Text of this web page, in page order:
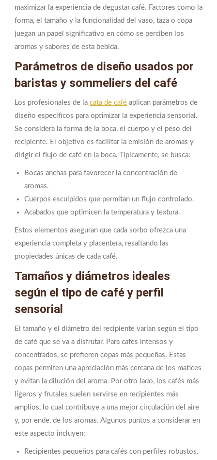
maximizar la experiencia de degustar café. Factores como la
forma, el tamaño y la funcionalidad del vaso, taza o copa
juegan un papel significativo en cómo se perciben los
aromas y sabores de esta bebida.
Parámetros de diseño usados por
baristas y sommeliers del café
Los profesionales de la cata de café aplican parámetros de
diseño específicos para optimizar la experiencia sensorial.
Se considera la forma de la boca, el cuerpo y el peso del
recipiente. El objetivo es facilitar la emisión de aromas y
dirigir el flujo de café en la boca. Típicamente, se busca:
Bocas anchas para favorecer la concentración de
aromas.
Cuerpos esculpidos que permitan un flujo controlado.
Acabados que optimicen la temperatura y textura.
Estos elementos aseguran que cada sorbo ofrezca una
experiencia completa y placentera, resaltando las
propiedades únicas de cada café.
Tamaños y diámetros ideales
según el tipo de café y perfil
sensorial
El tamaño y el diámetro del recipiente varían según el tipo
de café que se va a disfrutar. Para cafés intensos y
concentrados, se prefieren copas más pequeñas. Estas
copas permiten una apreciación más cercana de los matices
y evitan la dilución del aroma. Por otro lado, los cafés más
ligeros y frutales suelen servirse en recipientes más
amplios, lo cual contribuye a una mejor circulación del aire
y, por ende, de los aromas. Algunos puntos a considerar en
este aspecto incluyen:
Recipientes pequeños para cafés con perfiles robustos.